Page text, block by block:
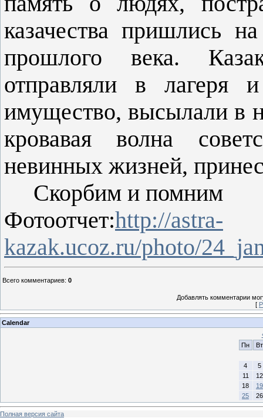
казачества пришлись
прошлого века.
отправляли в
имущество, высылали в
кровавая волна
невинных жизней,
Скорбим и помним
Фотоотчет:http://astra-
kazak.ucoz.ru/photo/
Всего комментариев: 0
Добавлять комментарии
[
Calendar
Пн
Вт
4
5
11
12
18
19
25
26
Полная версия сайта